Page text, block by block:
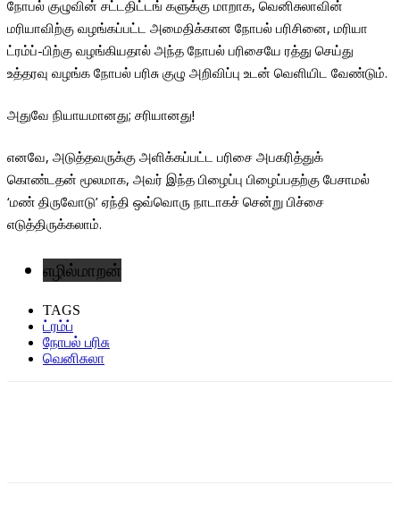
நோபல் குழுவின் சட்டதிட்டங் களுக்கு மாறாக, வெனிசுலாவின்
மரியாவிற்கு வழங்கப்பட்ட அமைதிக்கான நோபல் பரிசினை, மரியா
ட்ரம்ப்-பிற்கு வழங்கியதால் அந்த நோபல் பரிசையே ரத்து செய்து
உத்தரவு வழங்க நோபல் பரிசு குழு அறிவிப்பு உடன் வெளியிட வேண்டும்.
அதுவே நியாயமானது; சரியானது!
எனவே, அடுத்தவருக்கு அளிக்கப்பட்ட பரிசை அபகரித்துக்
கொண்டதன் மூலமாக, அவர் இந்த பிழைப்பு பிழைப்பதற்கு பேசாமல்
‘மண் திருவோடு’ ஏந்தி ஒவ்வொரு நாடாகச் சென்று பிச்சை
எடுத்திருக்கலாம்.
எழில்மாறன்
TAGS
ட்ரம்ப்
நோபல் பரிசு
வெனிசுலா